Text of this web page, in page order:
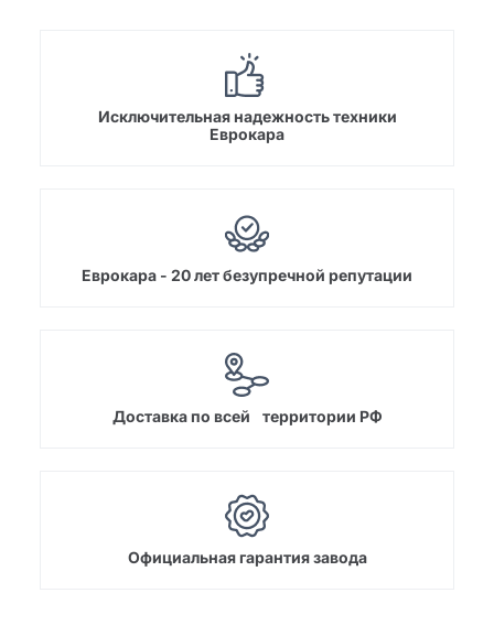
Исключительная надежность техники
Еврокара
Еврокара - 20 лет безупречной репутации
Доставка по всей территории РФ
Официальная гарантия завода